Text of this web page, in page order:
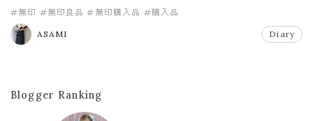
#無印 #無印良品 #無印購入品 #購入品
ASAMI Diary
Blogger Ranking